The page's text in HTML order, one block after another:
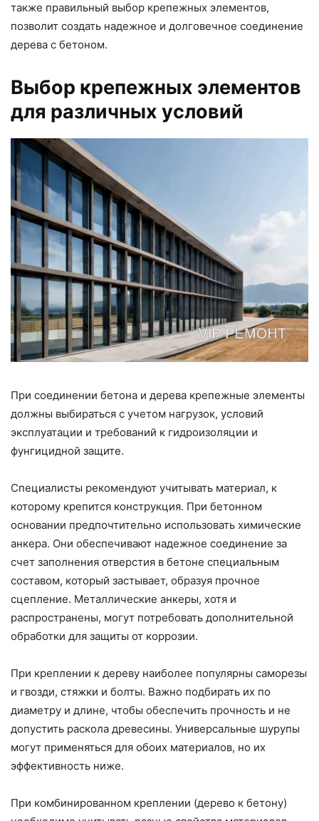
также правильный выбор крепежных элементов,
позволит создать надежное и долговечное соединение
дерева с бетоном.
Выбор крепежных элементов
для различных условий
При соединении бетона и дерева крепежные элементы
должны выбираться с учетом нагрузок, условий
эксплуатации и требований к гидроизоляции и
фунгицидной защите.
Специалисты рекомендуют учитывать материал, к
которому крепится конструкция. При бетонном
основании предпочтительно использовать химические
анкера. Они обеспечивают надежное соединение за
счет заполнения отверстия в бетоне специальным
составом, который застывает, образуя прочное
сцепление. Металлические анкеры, хотя и
распространены, могут потребовать дополнительной
обработки для защиты от коррозии.
При креплении к дереву наиболее популярны саморезы
и гвозди, стяжки и болты. Важно подбирать их по
диаметру и длине, чтобы обеспечить прочность и не
допустить раскола древесины. Универсальные шурупы
могут применяться для обоих материалов, но их
эффективность ниже.
При комбинированном креплении (дерево к бетону)